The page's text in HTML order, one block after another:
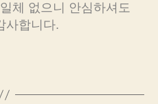
체 없으니 안심하셔도
사합니다.